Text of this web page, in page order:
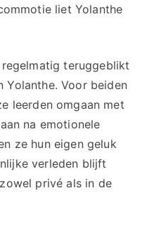
liet Yolanthe
teruggeblikt
Yolanthe. Voor beiden
leerden omgaan met
na emotionele
ze hun eigen geluk
verleden blijft
privé als in de